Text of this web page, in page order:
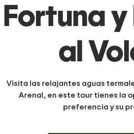
Fortuna
al
Visita las relajantes aguas
Arenal, en este tour tienes la
preferencia y su